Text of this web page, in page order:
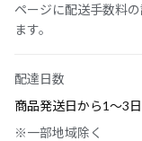
ページに配送手数料
ます。
配達日数
商品発送日から1〜3日
※一部地域除く